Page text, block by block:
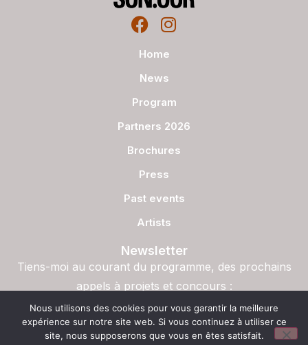
Home
News
Program
Partners 2026
Brochures
Press
Past events
Artists
Newsletter
Tiens-moi au courant du programme, des prochains
appels à projets et concours :
S'inscrire
Nous utilisons des cookies pour vous garantir la meilleure
expérience sur notre site web. Si vous continuez à utiliser ce
site, nous supposerons que vous en êtes satisfait.